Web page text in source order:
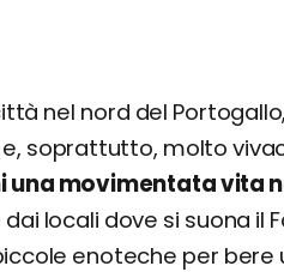
nel nord del
soprattutto, molto
una movimentata vita
locali dove si suona il
enoteche per bere